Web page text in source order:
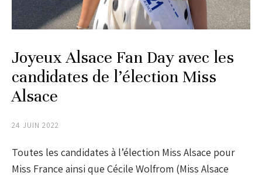
Joyeux Alsace Fan Day avec les
candidates de l’élection Miss
Alsace
24 JUIN 2022
Toutes les candidates à l’élection Miss Alsace pour
Miss France ainsi que Cécile Wolfrom (Miss Alsace